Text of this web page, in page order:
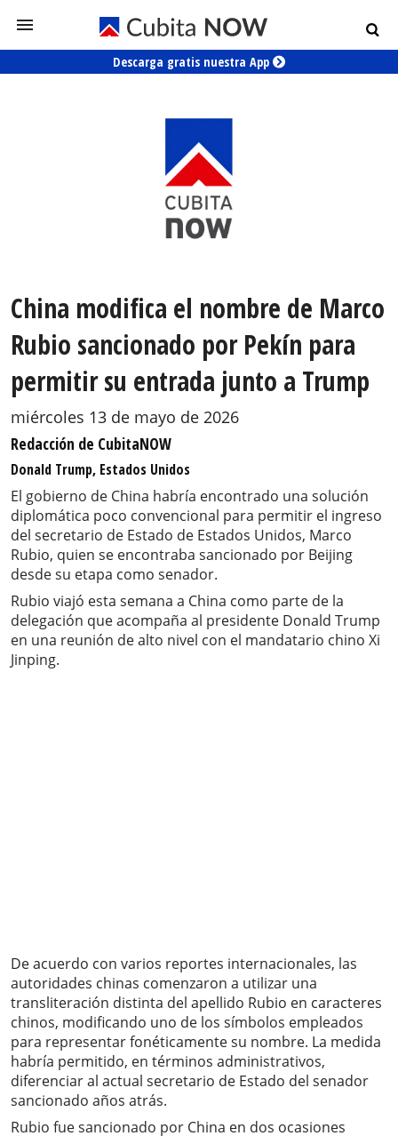
Descarga gratis nuestra App
China modifica el nombre de Marco
Rubio sancionado por Pekín para
permitir su entrada junto a Trump
miércoles 13 de mayo de 2026
Redacción de CubitaNOW
Donald Trump, Estados Unidos
El gobierno de China habría encontrado una solución
diplomática poco convencional para permitir el ingreso
del secretario de Estado de Estados Unidos, Marco
Rubio, quien se encontraba sancionado por Beijing
desde su etapa como senador.
Rubio viajó esta semana a China como parte de la
delegación que acompaña al presidente Donald Trump
en una reunión de alto nivel con el mandatario chino Xi
Jinping.
De acuerdo con varios reportes internacionales, las
autoridades chinas comenzaron a utilizar una
transliteración distinta del apellido Rubio en caracteres
chinos, modificando uno de los símbolos empleados
para representar fonéticamente su nombre. La medida
habría permitido, en términos administrativos,
diferenciar al actual secretario de Estado del senador
sancionado años atrás.
Rubio fue sancionado por China en dos ocasiones